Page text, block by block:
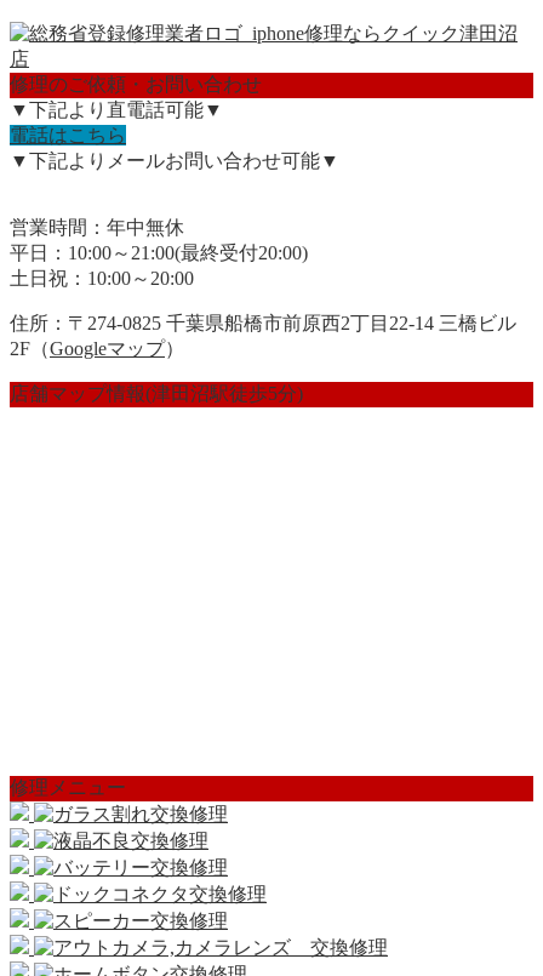
修理のご依頼・お問い合わせ
▼下記より直電話可能▼
電話はこちら
▼下記よりメールお問い合わせ可能▼
営業時間：年中無休
平日：10:00～21:00(最終受付20:00)
土日祝：10:00～20:00
住所：〒274-0825 千葉県船橋市前原西2丁目22-14 三橋ビル
2F（Googleマップ）
店舗マップ情報(津田沼駅徒歩5分)
修理メニュー